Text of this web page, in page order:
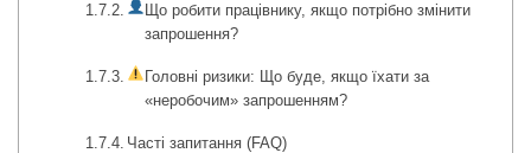
Що робити працівнику, якщо потрібно змінити
запрошення?
Головні ризики: Що буде, якщо їхати за
«неробочим» запрошенням?
Часті запитання (FAQ)